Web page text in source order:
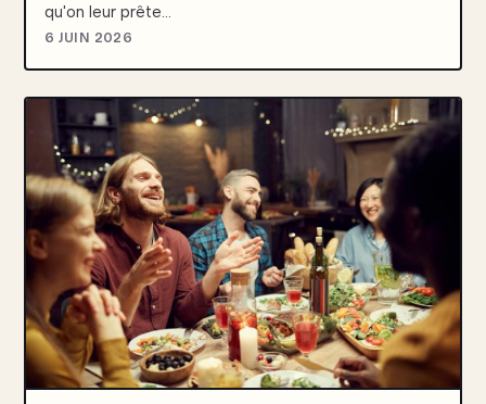
qu'on leur prête…
6 JUIN 2026